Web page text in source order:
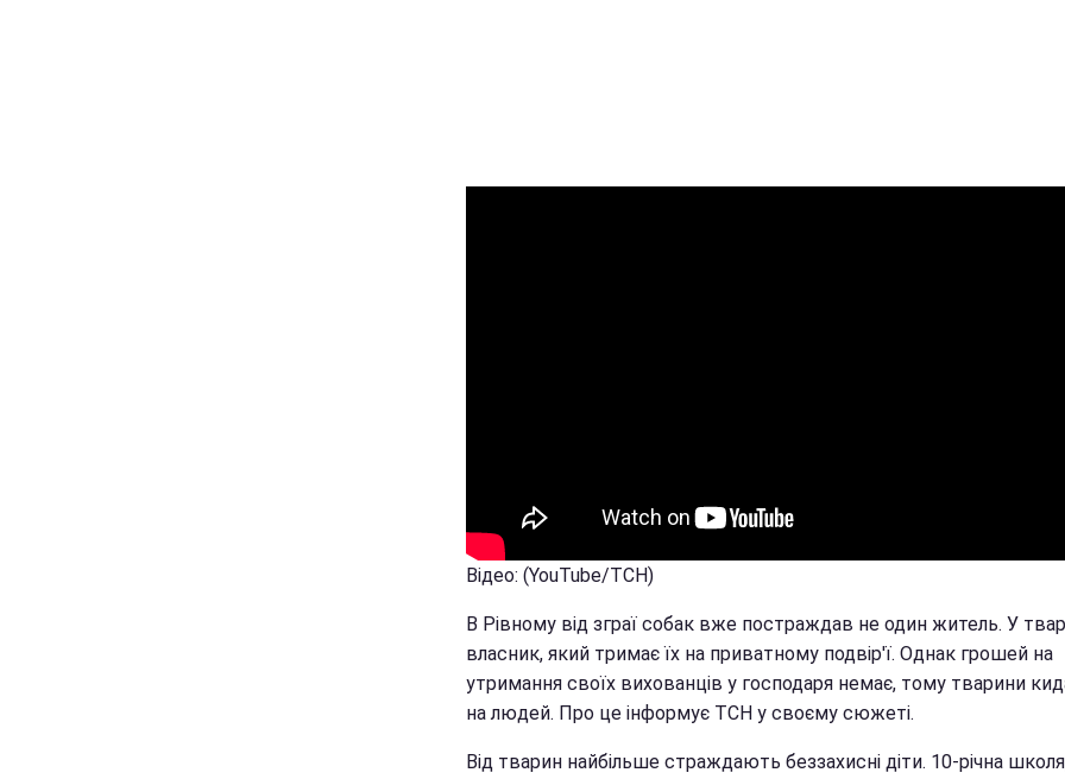
Відео: (YouTube/ТСН)
В Рівному від зграї собак вже постраждав не один житель. У
власник, який тримає їх на приватному подвір'ї. Однак грошей на
утримання своїх вихованців у господаря немає, тому тварини
на людей. Про це інформує ТСН у своєму сюжеті.
Від тварин найбільше страждають беззахисні діти. 10-річна